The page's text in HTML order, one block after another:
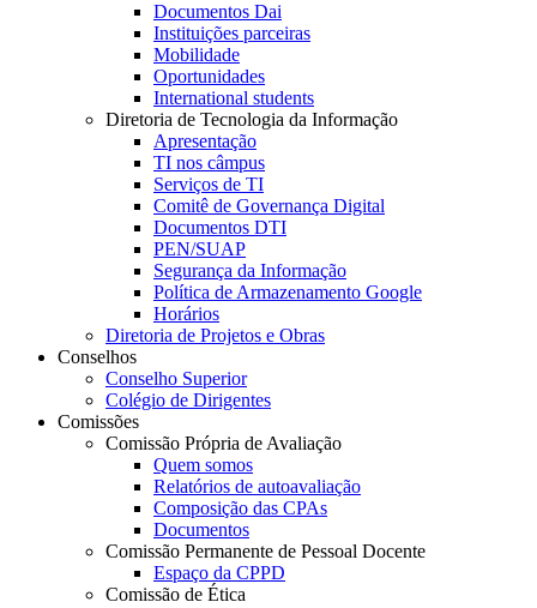
Documentos Dai
Instituições parceiras
Mobilidade
Oportunidades
International students
Diretoria de Tecnologia da Informação
Apresentação
TI nos câmpus
Serviços de TI
Comitê de Governança Digital
Documentos DTI
PEN/SUAP
Segurança da Informação
Política de Armazenamento Google
Horários
Diretoria de Projetos e Obras
Conselhos
Conselho Superior
Colégio de Dirigentes
Comissões
Comissão Própria de Avaliação
Quem somos
Relatórios de autoavaliação
Composição das CPAs
Documentos
Comissão Permanente de Pessoal Docente
Espaço da CPPD
Comissão de Ética